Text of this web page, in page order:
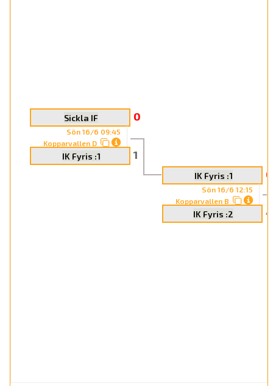
Sickla IF 0
Sön 16/6 09:45
Kopparvallen D
IK Fyris :1 1
IK Fyris :1 0
Sön 16/6 12:15
Kopparvallen B
IK Fyris :2 4